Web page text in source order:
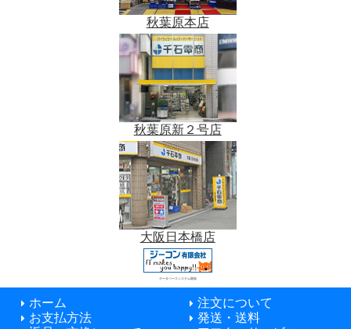
秋葉原本店
秋葉原新２号店
大阪日本橋店
データベースシステム開発
ホーム
注文について
お支払方法
発送・送料